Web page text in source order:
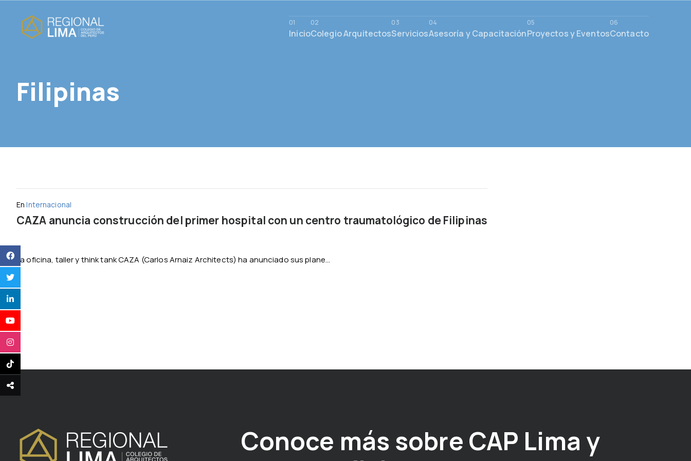
InicioColegio ArquitectosServiciosAsesoría y CapacitaciónProyectos y EventosContacto
Filipinas
En Internacional
CAZA anuncia construcción del primer hospital con un centro traumatológico de Filipinas
La oficina, taller y think tank CAZA (Carlos Arnaiz Architects) ha anunciado sus plane...
Conoce más sobre CAP Lima y